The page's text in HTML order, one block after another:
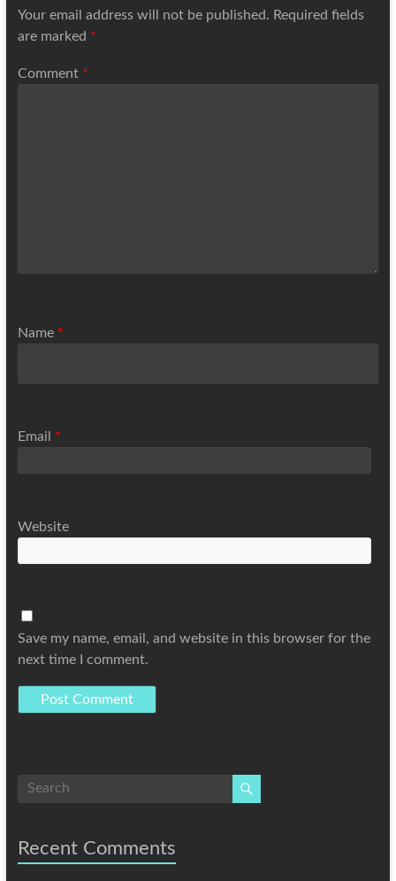
Your email address will not be published. Required fields
are marked *
Comment *
Name *
Email *
Website
Save my name, email, and website in this browser for the
next time I comment.
Recent Comments